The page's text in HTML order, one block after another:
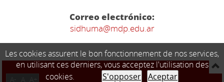
Correo electrónico:
sidhuma@mdp.edu.ar
Les cookies assurent le bon fonctionnement de nos services,
en utilisant ces derniers, vous acceptez l'utilisation des
cookies.
S'opposer Aceptar